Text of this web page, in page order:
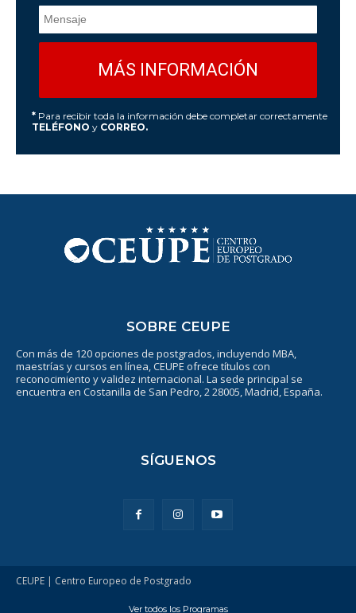
* Para recibir toda la información debe completar correctamente
TELÉFONO y CORREO.
SOBRE CEUPE
Con más de 120 opciones de postgrados, incluyendo MBA,
maestrías y cursos en línea, CEUPE ofrece títulos con
reconocimiento y validez internacional. La sede principal se
encuentra en Costanilla de San Pedro, 2 28005, Madrid, España.
SÍGUENOS
CEUPE | Centro Europeo de Postgrado
Ver todos los Programas